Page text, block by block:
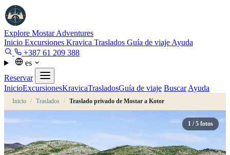
Explore MostarAdventures
Inicio Excursiones Kravica Traslados Guía de viaje Ayuda
+387 61 209 388
es
Reservar
InicioExcursionesKravicaTrasladosGuía de viaje Buscar Ayuda
Inicio / Traslados / Traslado privado de Mostar a Kotor
1 / 5 fotos